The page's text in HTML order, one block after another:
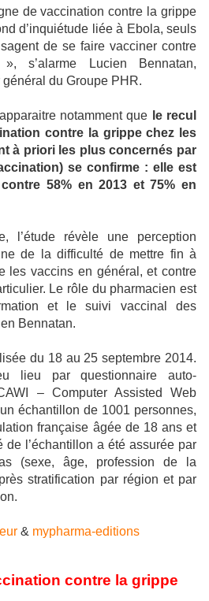
de vaccination contre la grippe
d’inquiétude liée à Ebola, seuls
de se faire vacciner contre
s’alarme Lucien Bennatan,
du Groupe PHR.
notamment que le recul
contre la grippe chez les
à priori les plus concernés par
se confirme : elle est
58% en 2013 et 75% en
l’étude révèle une perception
de la difficulté de mettre fin à
les vaccins en général, et contre
Le rôle du pharmacien est
et le suivi vaccinal des
Bennatan.
du 18 au 25 septembre 2014.
lieu par questionnaire auto-
– Computer Assisted Web
échantillon de 1001 personnes,
française âgée de 18 ans et
de l’échantillon a été assurée par
(sexe, âge, profession de la
stratification par région et par
& mypharma-editions
contre la grippe